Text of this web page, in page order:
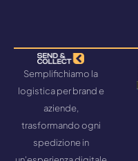
Semplifichiamo la
logistica per brand e
aziende,
trasformando ogni
spedizione in